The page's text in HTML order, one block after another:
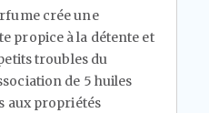
crée une
propice à la détente et
troubles du
de 5 huiles
aux propriétés